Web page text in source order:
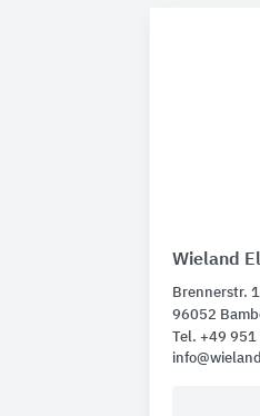
Wieland
Brennerstr.
96052
Tel. +49